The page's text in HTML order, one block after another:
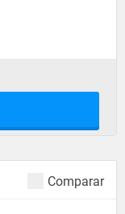
Comparar